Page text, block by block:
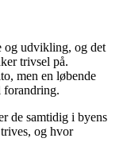
og udvikling, og det
trivsel på.
men en løbende
de samtidig i byens
og hvor